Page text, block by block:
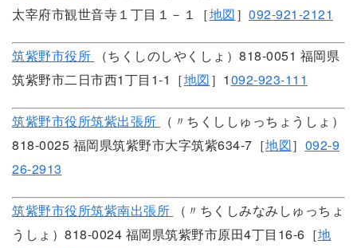
太宰府市観世音寺１丁目１－１［地図］ 092-921-2121
筑紫野市役所
（ちくしのしやくしょ）818-0051 福岡県
筑紫野市二日市西1丁目1-1［地図］1092-923-111
筑紫野市役所筑紫出張所
（〃ちくししゅっちょうしょ）
818-0025 福岡県筑紫野市大字筑紫634-7［地図］ 092-9
26-2913
筑紫野市役所筑紫南出張所
（〃ちくしみなみしゅっちょ
うしょ）818-0024 福岡県筑紫野市原田4丁目16-6［地